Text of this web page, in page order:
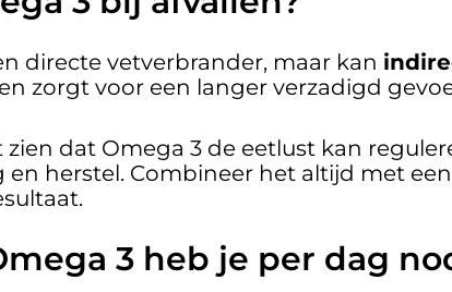
directe vetverbrander, maar kan
zorgt voor een langer verzadigd
zien dat Omega 3 de eetlust kan
herstel. Combineer het altijd met
3 heb je per dag